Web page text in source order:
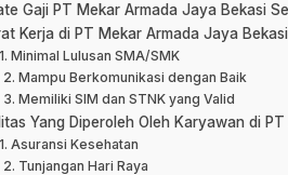
Gaji PT Mekar Armada Jaya Bekasi
Kerja di PT Mekar Armada Jaya
1. Minimal Lulusan SMA/SMK
2. Mampu Berkomunikasi dengan Baik
3. Memiliki SIM dan STNK yang Valid
Yang Diperoleh Oleh Karyawan di
1. Asuransi Kesehatan
2. Tunjangan Hari Raya